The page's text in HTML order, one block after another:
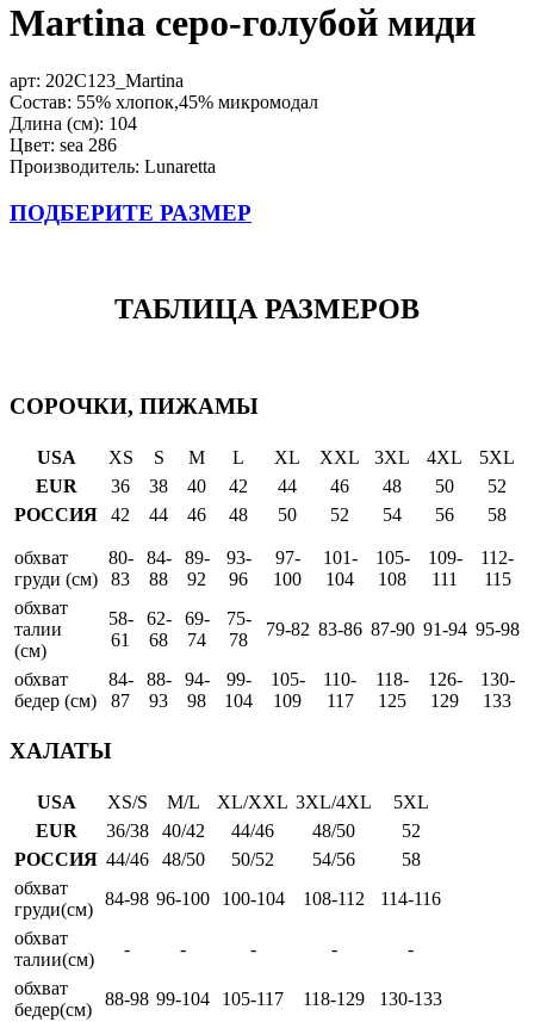
Martina серо-голубой миди
арт: 202C123_Martina
Состав: 55% хлопок,45% микромодал
Длина (см): 104
Цвет: sea 286
Производитель: Lunaretta
ПОДБЕРИТЕ РАЗМЕР
ТАБЛИЦА РАЗМЕРОВ
СОРОЧКИ, ПИЖАМЫ
USA XS S M L XL XXL 3XL 4XL
5XL
EUR
36 38 40 42 44 46 48 50
52
РОССИЯ
42 44 46 48 50 52 54 56 58
обхват
груди (см)
80-
83
84-
88
89-
92
93-
96
97-
100
101-
104
105-
108
109-
111
112-
115
обхват
талии
(см)
58-
61
62-
68
69-
74
75-
78
79-82 83-86 87-90 91-94 95-98
обхват
бедер (см)
84-
87
88-
93
94-
98
99-
104
105-
109
110-
117
118-
125
126-
129
130-
133
ХАЛАТЫ
USA XS/S M/L XL/XXL 3XL/4XL
5XL
EUR
36/38 40/42 44/46 48/50
52
РОССИЯ 44/46 48/50 50/52 54/56
58
обхват
груди(см)
84-98 96-100 100-104 108-112
114-116
обхват
талии(см)
- - - -
-
обхват
бедер(см)
88-98 99-104 105-117 118-129
130-133